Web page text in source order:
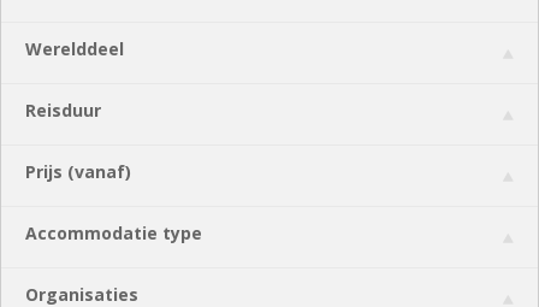
Werelddeel
Reisduur
Prijs (vanaf)
Accommodatie type
Organisaties